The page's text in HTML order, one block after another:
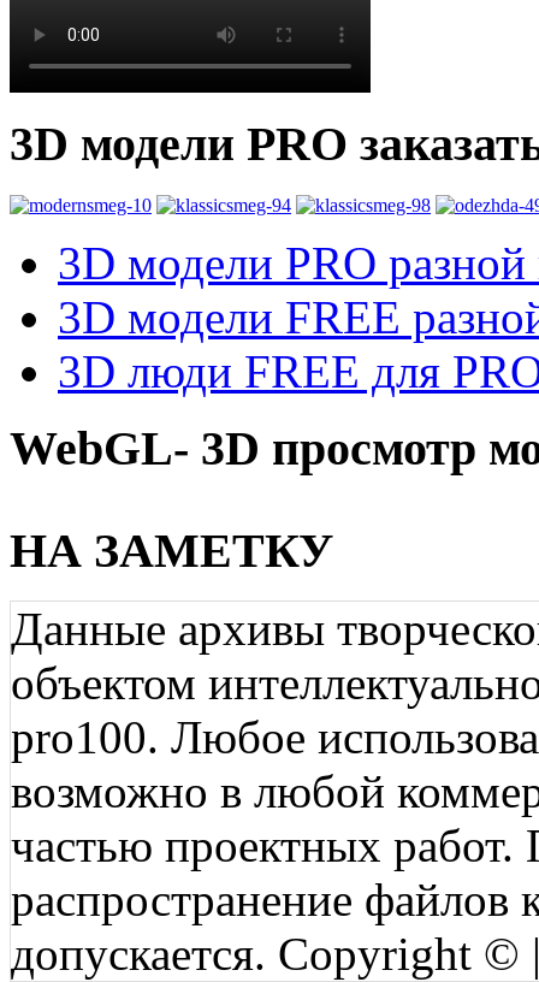
3D модели PRO
3D модели PRO разной
3D модели FREE
3D люди FREE для
WebGL- 3D просмотр
НА ЗАМЕТКУ
Данные архивы
объектом
pro100. Любое
возможно в любой
частью проектных
распространение файлов
допускается. Copyright